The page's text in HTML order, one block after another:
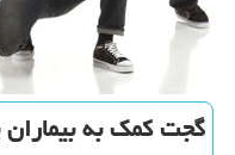
گجت كمك به